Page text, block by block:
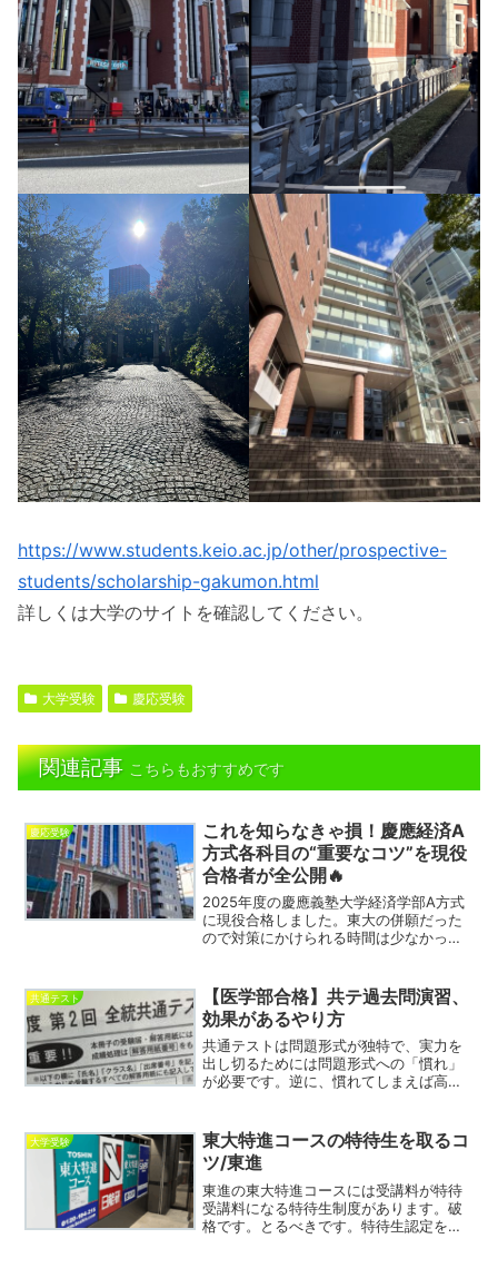
https://www.students.keio.ac.jp/other/prospective-
students/scholarship-gakumon.html
詳しくは大学のサイトを確認してください。
大学受験 慶応受験
関連記事 こちらもおすすめです
慶応受験
これを知らなきゃ損！慶應経済A
方式各科目の“重要なコツ”を現役
合格者が全公開🔥
2025年度の慶應義塾大学経済学部A方式
に現役合格しました。東大の併願だった
ので対策にかけられる時間は少なかった
す。慶應経済について私大の雄、慶應義
塾大学ですが、特に経済...
共通テスト
【医学部合格】共テ過去問演習、
効果があるやり方
共通テストは問題形式が独特で、実力を
出し切るためには問題形式への「慣れ」
が必要です。逆に、慣れてしまえば高得
去問演習をすれば効果的な「慣れ」をつ
くり、本番であなたの実力...
大学受験
東大特進コースの特待生を取るコ
ツ/東進
東進の東大特進コースには受講料が特待
受講料になる特待生制度があります。破
格です。とるべきです。特待生認定を受